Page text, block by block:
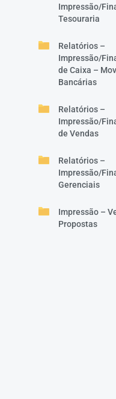
Impressão/
Tesouraria
Relatórios –
Impressão/
de Caixa –
Bancárias
Relatórios –
Impressão/
de Vendas
Relatórios –
Impressão/
Gerenciais
Impressão –
Propostas